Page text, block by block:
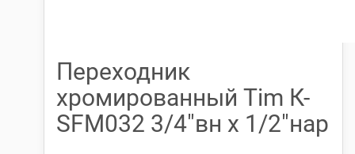
Переходник
хромированный Tim К-
SFM032 3/4″вн х 1/2″нар